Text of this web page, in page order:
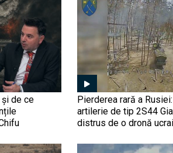
și de ce
Pierderea rară a
artilerie de tip 2S44
distrus de o dronă